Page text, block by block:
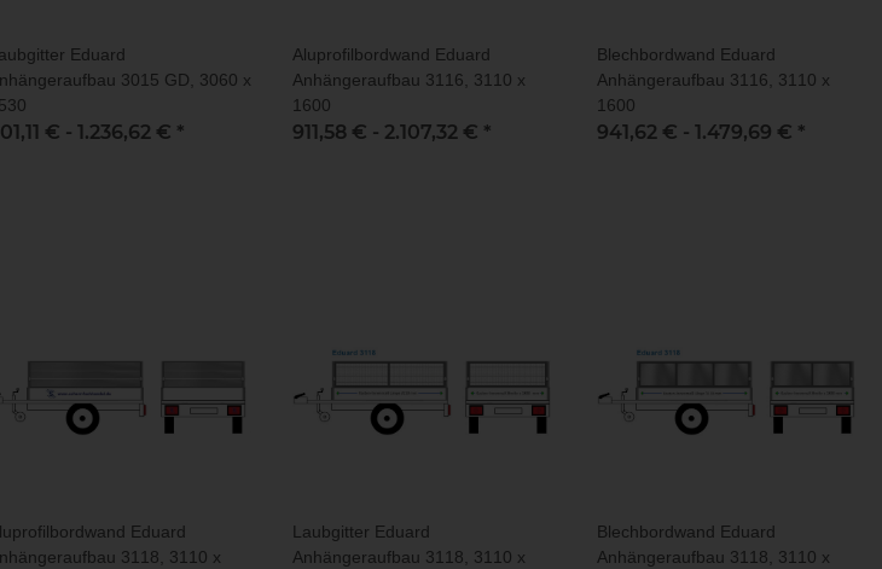
Eduard
3015 GD, 3060 x
€ - 1.236,62 € *
Aluprofilbordwand Eduard
Anhängeraufbau 3116, 3110 x
1600
911,58 € - 2.107,32 € *
Blechbordwand Eduard
Anhängeraufbau 3116, 3110 x
1600
941,62 € - 1.479,69 € *
Eduard
3118, 3110 x
Laubgitter Eduard
Anhängeraufbau 3118, 3110 x
Blechbordwand Eduard
Anhängeraufbau 3118, 3110 x